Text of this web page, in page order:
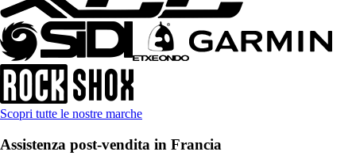
Scopri tutte le nostre marche
Assistenza post-vendita in Francia